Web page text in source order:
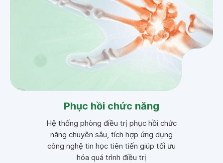
Phục hồi chức năng
Hệ thống phòng điều trị phục hồi chức
năng chuyên sâu, tích hợp ứng dụng
công nghệ tin học tiên tiến giúp tối ưu
hóa quá trình điều trị